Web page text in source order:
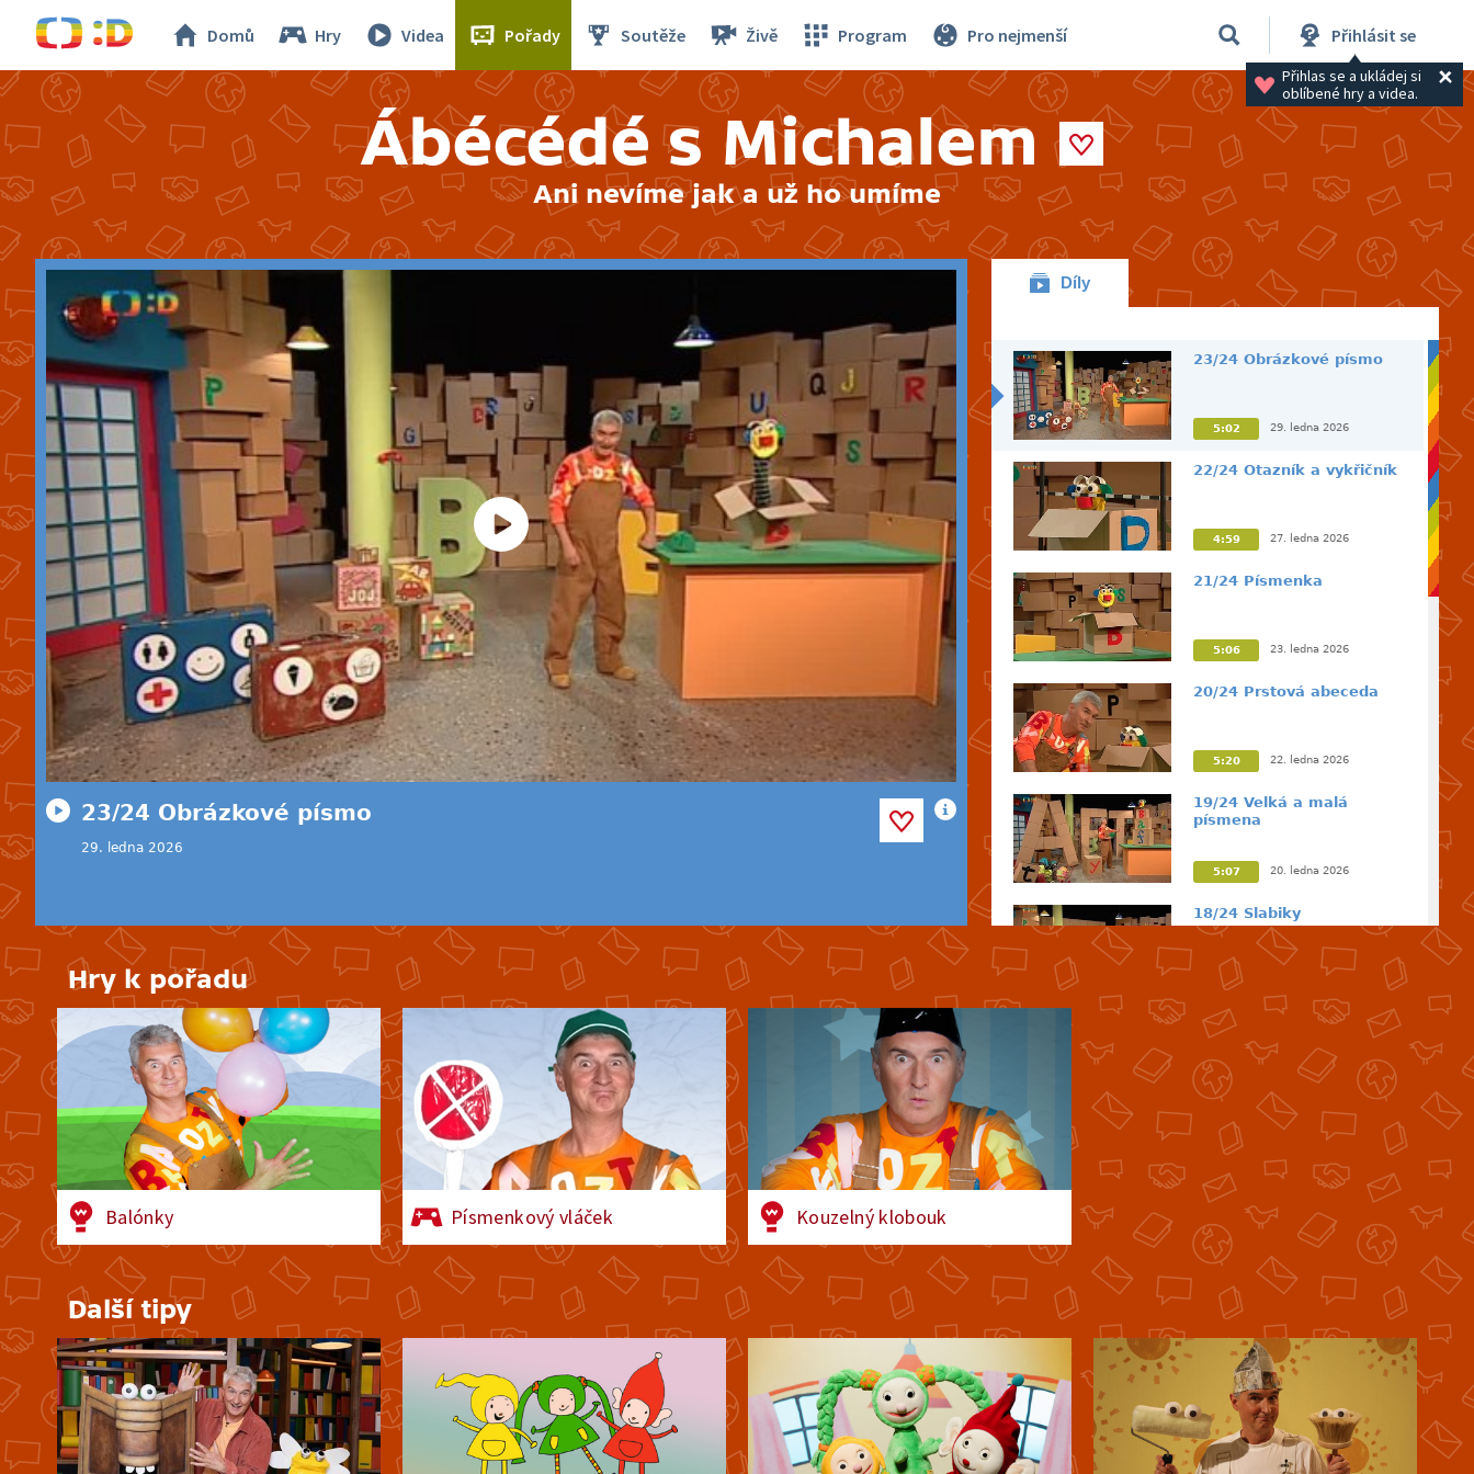
Domů Hry Videa Pořady Soutěže Živě Program Pro nejmenší Přihlásit se
Přihlas se a ukládej si
oblíbené hry a videa.
Ábécédé s Michalem
Ani nevíme jak a už ho umíme
23/24 Obrázkové písmo
29. ledna 2026
Díly
23/24 Obrázkové písmo
5:02 29. ledna 2026
22/24 Otazník a vykřičník
4:59 27. ledna 2026
21/24 Písmenka
5:06 23. ledna 2026
20/24 Prstová abeceda
5:20 22. ledna 2026
19/24 Velká a malá
písmena
5:07 20. ledna 2026
18/24 Slabiky
5:06
17/24 Samohlásky
5:19 15. ledna 2026
16/24 Ž
5:12
15/24 Z
5:06
14/24 Y
5:03 8. ledna 2026
13/24 X
Hry k pořadu
Balónky Písmenkový vláček Kouzelný klobouk
Další tipy